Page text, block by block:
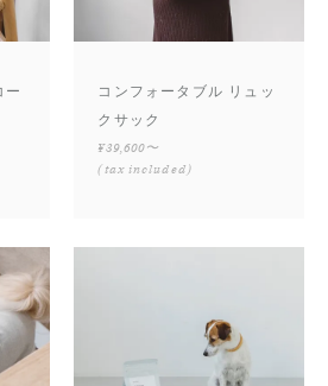
ー
コンフォータブル リュッ
クサック
¥39,600〜
(tax included)